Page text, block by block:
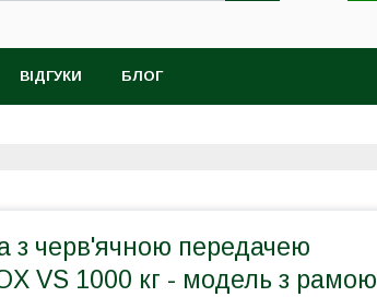
ВІДГУКИ БЛОГ
з черв'ячною передачею
VS 1000 кг - модель з